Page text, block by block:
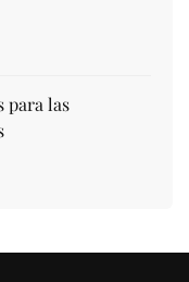
para las